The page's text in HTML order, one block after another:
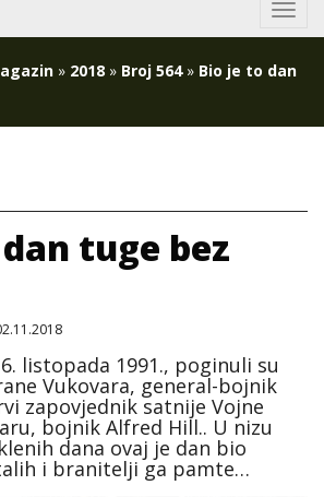
» 2018 » Broj 564» Bio je to dan
tuge bez
listopada 1991., poginuli su
Vukovara, general-bojnik
zapovjednik satnije Vojne
bojnik Alfred Hill.. U nizu
dana ovaj je dan bio
i branitelji ga pamte…